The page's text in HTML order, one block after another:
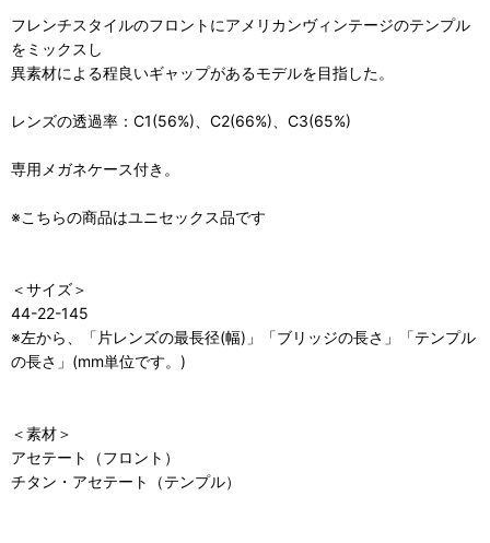
フレンチスタイルのフロントにアメリカンヴィンテージのテンプル
をミックスし
異素材による程良いギャップがあるモデルを目指した。
レンズの透過率：C1(56%)、C2(66%)、C3(65%)
専用メガネケース付き。
※こちらの商品はユニセックス品です
＜サイズ＞
44-22-145
※左から、「片レンズの最長径(幅)」「ブリッジの長さ」「テンプル
の長さ」(mm単位です。)
＜素材＞
アセテート（フロント）
チタン・アセテート（テンプル）